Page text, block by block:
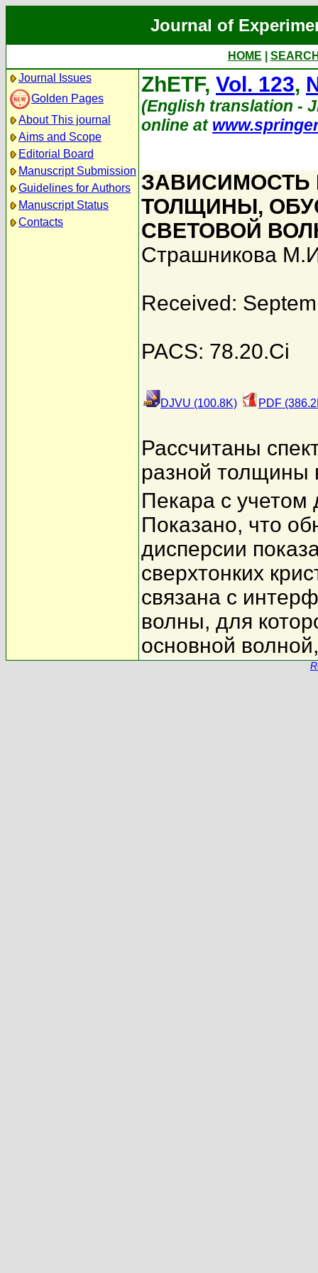
Journal of
HOME
Journal Issues
Golden Pages
About This journal
Aims and Scope
Editorial Board
Manuscript Submission
Guidelines for Authors
Manuscript Status
Contacts
ZhETF, Vol. 123,
(English translation -
online at
ЗАВИСИМОСТЬ
ТОЛЩИНЫ,
СВЕТОВОЙ
Страшникова
Received:
PACS: 78.20.Ci
DJVU (100.8K) PDF
Рассчитаны
разной толщины
Пекара с учетом
Показано, что
дисперсии
сверхтонких
связана с
волны, для
основной